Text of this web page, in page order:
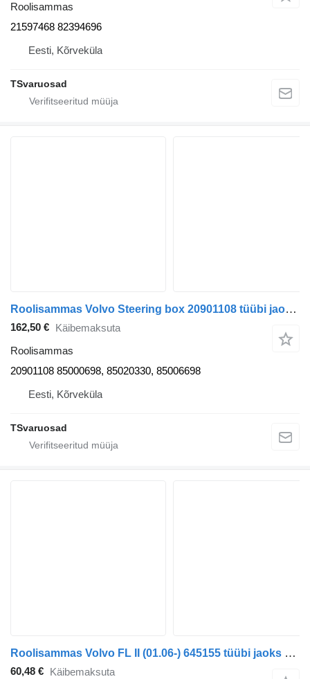
Roolisammas
21597468 82394696
Eesti, Kõrveküla
TSvaruosad
Roolisammas Volvo Steering box 20901108 tüübi jaoks sadulveoki Volvo FL-240
162,50 € Käibemaksuta
Roolisammas
20901108 85000698, 85020330, 85006698
Eesti, Kõrveküla
TSvaruosad
Roolisammas Volvo FL II (01.06-) 645155 tüübi jaoks sadulveoki Volvo FL, FE (2005-2014)
60,48 € Käibemaksuta